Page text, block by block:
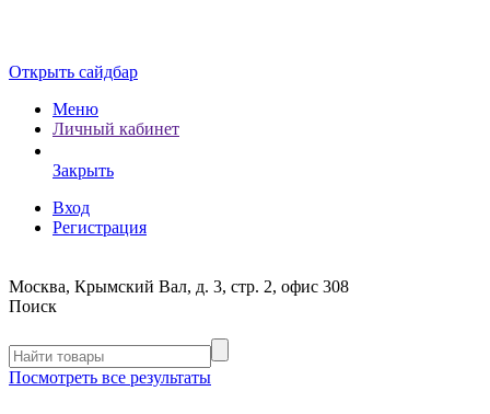
Открыть сайдбар
Меню
Личный кабинет
Закрыть
Вход
Регистрация
Москва, Крымский Вал, д. 3, стр. 2, офис 308
Поиск
Посмотреть все результаты